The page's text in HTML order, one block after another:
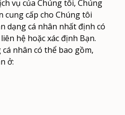
vụ của Chúng tôi, Chúng
cung cấp cho Chúng tôi
dạng cá nhân nhất định có
hệ hoặc xác định Bạn.
nhân có thể bao gồm,
ở: